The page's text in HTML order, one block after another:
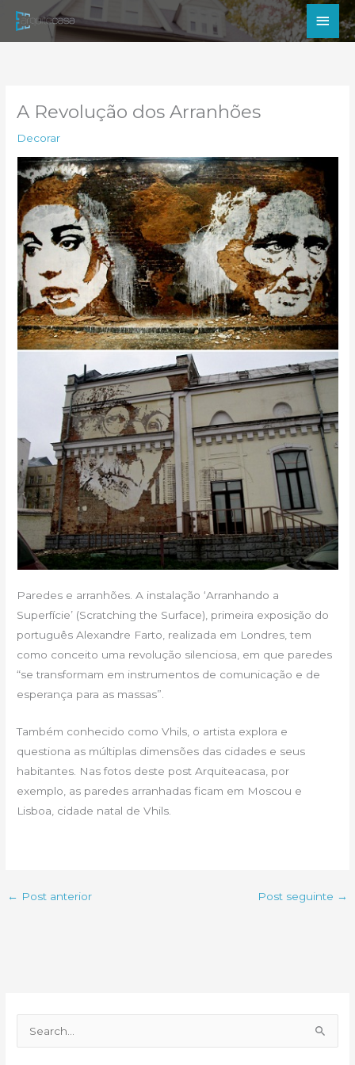
para
A Revolução dos Arranhões
Decorar
Paredes e arranhões. A instalação ‘Arranhando a
Superfície’ (Scratching the Surface), primeira exposição do
português Alexandre Farto, realizada em Londres, tem
como conceito uma revolução silenciosa, em que paredes
“se transformam em instrumentos de comunicação e de
esperança para as massas”.
Também conhecido como Vhils, o artista explora e
questiona as múltiplas dimensões das cidades e seus
habitantes. Nas fotos deste post Arquiteacasa, por
exemplo, as paredes arranhadas ficam em Moscou e
Lisboa, cidade natal de Vhils.
← Post anterior Post seguinte →
e